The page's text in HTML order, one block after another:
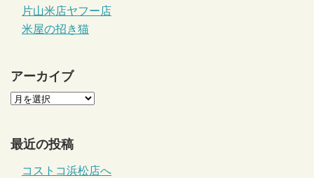
片山米店ヤフー店
米屋の招き猫
アーカイブ
最近の投稿
コストコ浜松店へ